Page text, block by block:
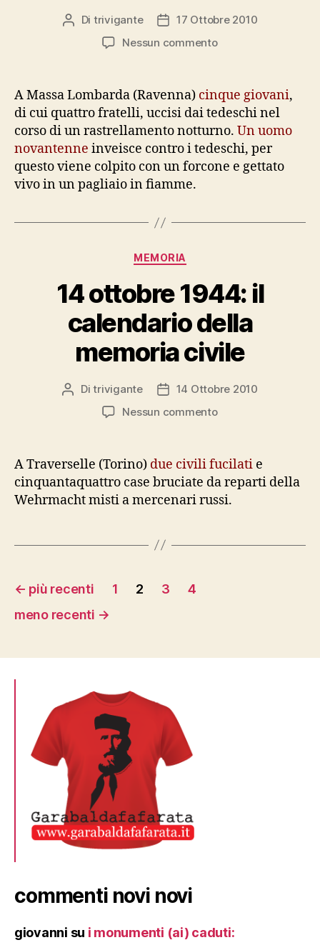
Autore
articolo
Di trivigante
Data
dell'articolo
17 Ottobre 2010
Nessun commentosu
1944:
il
calendario
della
memoria
civile
A Massa Lombarda (Ravenna) cinque giovani,
di cui quattro fratelli, uccisi dai tedeschi nel
corso di un rastrellamento notturno. Un uomo
novantenne inveisce contro i tedeschi, per
questo viene colpito con un forcone e gettato
vivo in un pagliaio in fiamme.
Categorie
MEMORIA
14 ottobre 1944: il
calendario della
memoria civile
Autore
articolo
Ditrivigante
Data14 Ottobre 2010
Nessun commentosu
1944:
calendario
della
A Traverselle (Torino) due civili fucilati e
cinquantaquattro case bruciate da reparti della
Wehrmacht misti a mercenari russi.
Paginazione
degli
← più recenti 1 2 3
4
meno recenti →
commenti novi novi
giovanni su i monumenti (ai) caduti: